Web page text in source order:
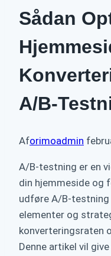
Sådan
A/B-
Aforimoadmin
A/B-testning er en
din hjemmeside og
udføre A/B-
elementer og
konverteringsraten
Denne artikel vil